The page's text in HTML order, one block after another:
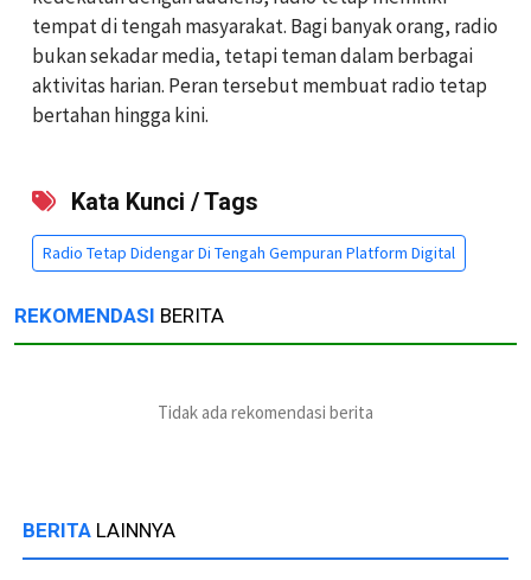
tempat di tengah masyarakat. Bagi banyak orang, radio
bukan sekadar media, tetapi teman dalam berbagai
aktivitas harian. Peran tersebut membuat radio tetap
bertahan hingga kini.
Kata Kunci / Tags
Radio Tetap Didengar Di Tengah Gempuran Platform Digital
REKOMENDASI BERITA
Tidak ada rekomendasi berita
BERITA LAINNYA